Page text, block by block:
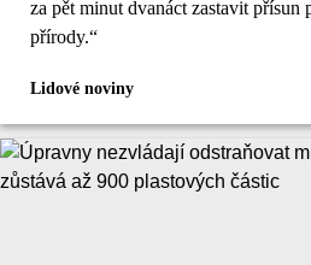
za pět minut dvanáct zastavit přísun
přírody.“
Lidové noviny